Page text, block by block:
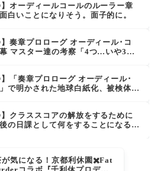
】オーディールコールのルーラー章
白いことになりそう。面子的に。
】奏章プロローグ オーディール･コ
マスター達の考察「4つ…いや3つ
】「奏章プロローグ オーディール･
で明かされた地球白紙化、被検体E
】クラススコアの解放をするために
の日課として何をすることになるの
が気になる！京都利休園✖️Fat